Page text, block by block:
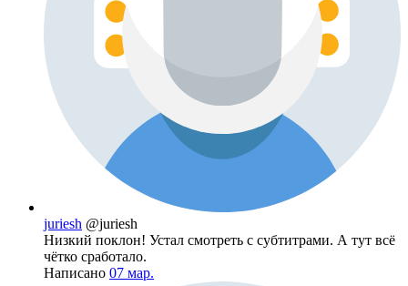
juriesh @juriesh
Низкий поклон! Устал смотреть с субтитрами. А тут всё
чётко сработало.
Написано 07 мар.